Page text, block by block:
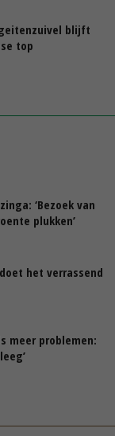
blijft
top
‘Bezoek van
plukken’
het verrassend
meer problemen: